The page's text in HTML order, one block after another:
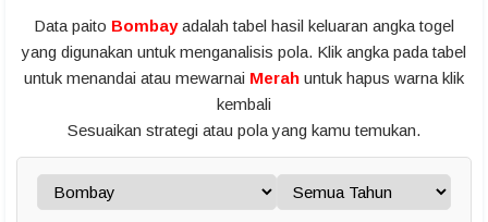
Data paito Bombayadalah tabel hasil keluaran angka togel
yang digunakan untuk menganalisis pola. Klik angka pada tabel
untuk menandai atau mewarnai Merah untuk hapus warna klik
kembali
Sesuaikan strategi atau pola yang kamu temukan.